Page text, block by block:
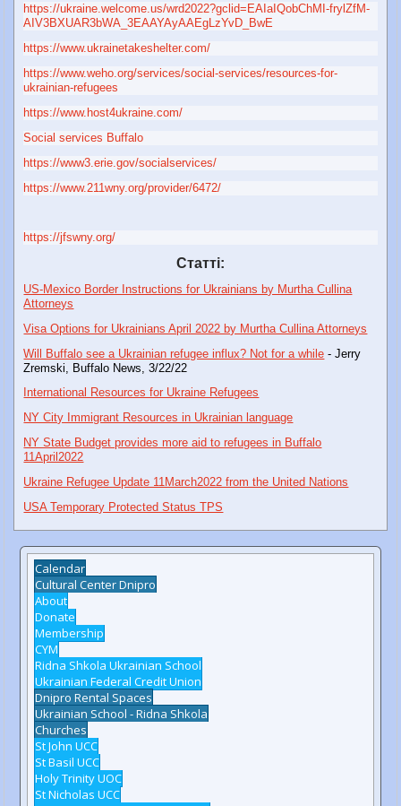
https://ukraine.welcome.us/wrd2022?gclid=EAIaIQobChMI-frylZfM-
AIV3BXUAR3bWA_3EAAYAyAAEgLzYvD_BwE
https://www.ukrainetakeshelter.com/
https://www.weho.org/services/social-services/resources-for-
ukrainian-refugees
https://www.host4ukraine.com/
Social services Buffalo
https://www3.erie.gov/socialservices/
https://www.211wny.org/provider/6472/
https://jfswny.org/
Статті:
US-Mexico Border Instructions for Ukrainians by Murtha Cullina
Attorneys
Visa Options for Ukrainians April 2022 by Murtha Cullina Attorneys
Will Buffalo see a Ukrainian refugee influx? Not for a while - Jerry
Zremski, Buffalo News, 3/22/22
International Resources for Ukraine Refugees
NY City Immigrant Resources in Ukrainian language
NY State Budget provides more aid to refugees in Buffalo
11April2022
Ukraine Refugee Update 11March2022 from the United Nations
USA Temporary Protected Status TPS
Calendar
Cultural Center Dnipro
About
Donate
Membership
CYM
Ridna Shkola Ukrainian School
Ukrainian Federal Credit Union
Dnipro Rental Spaces
Ukrainian School - Ridna Shkola
Churches
St John UCC
St Basil UCC
Holy Trinity UOC
St Nicholas UCC